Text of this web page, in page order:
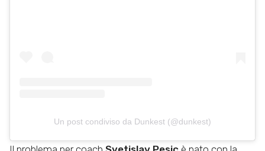
Un post condiviso da Dunkest (@dunkest)